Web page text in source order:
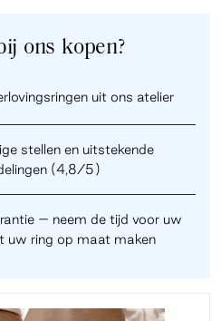
ons kopen?
uit ons atelier
stellen en uitstekende
(4,8/5)
– neem de tijd voor uw
uw ring op maat maken